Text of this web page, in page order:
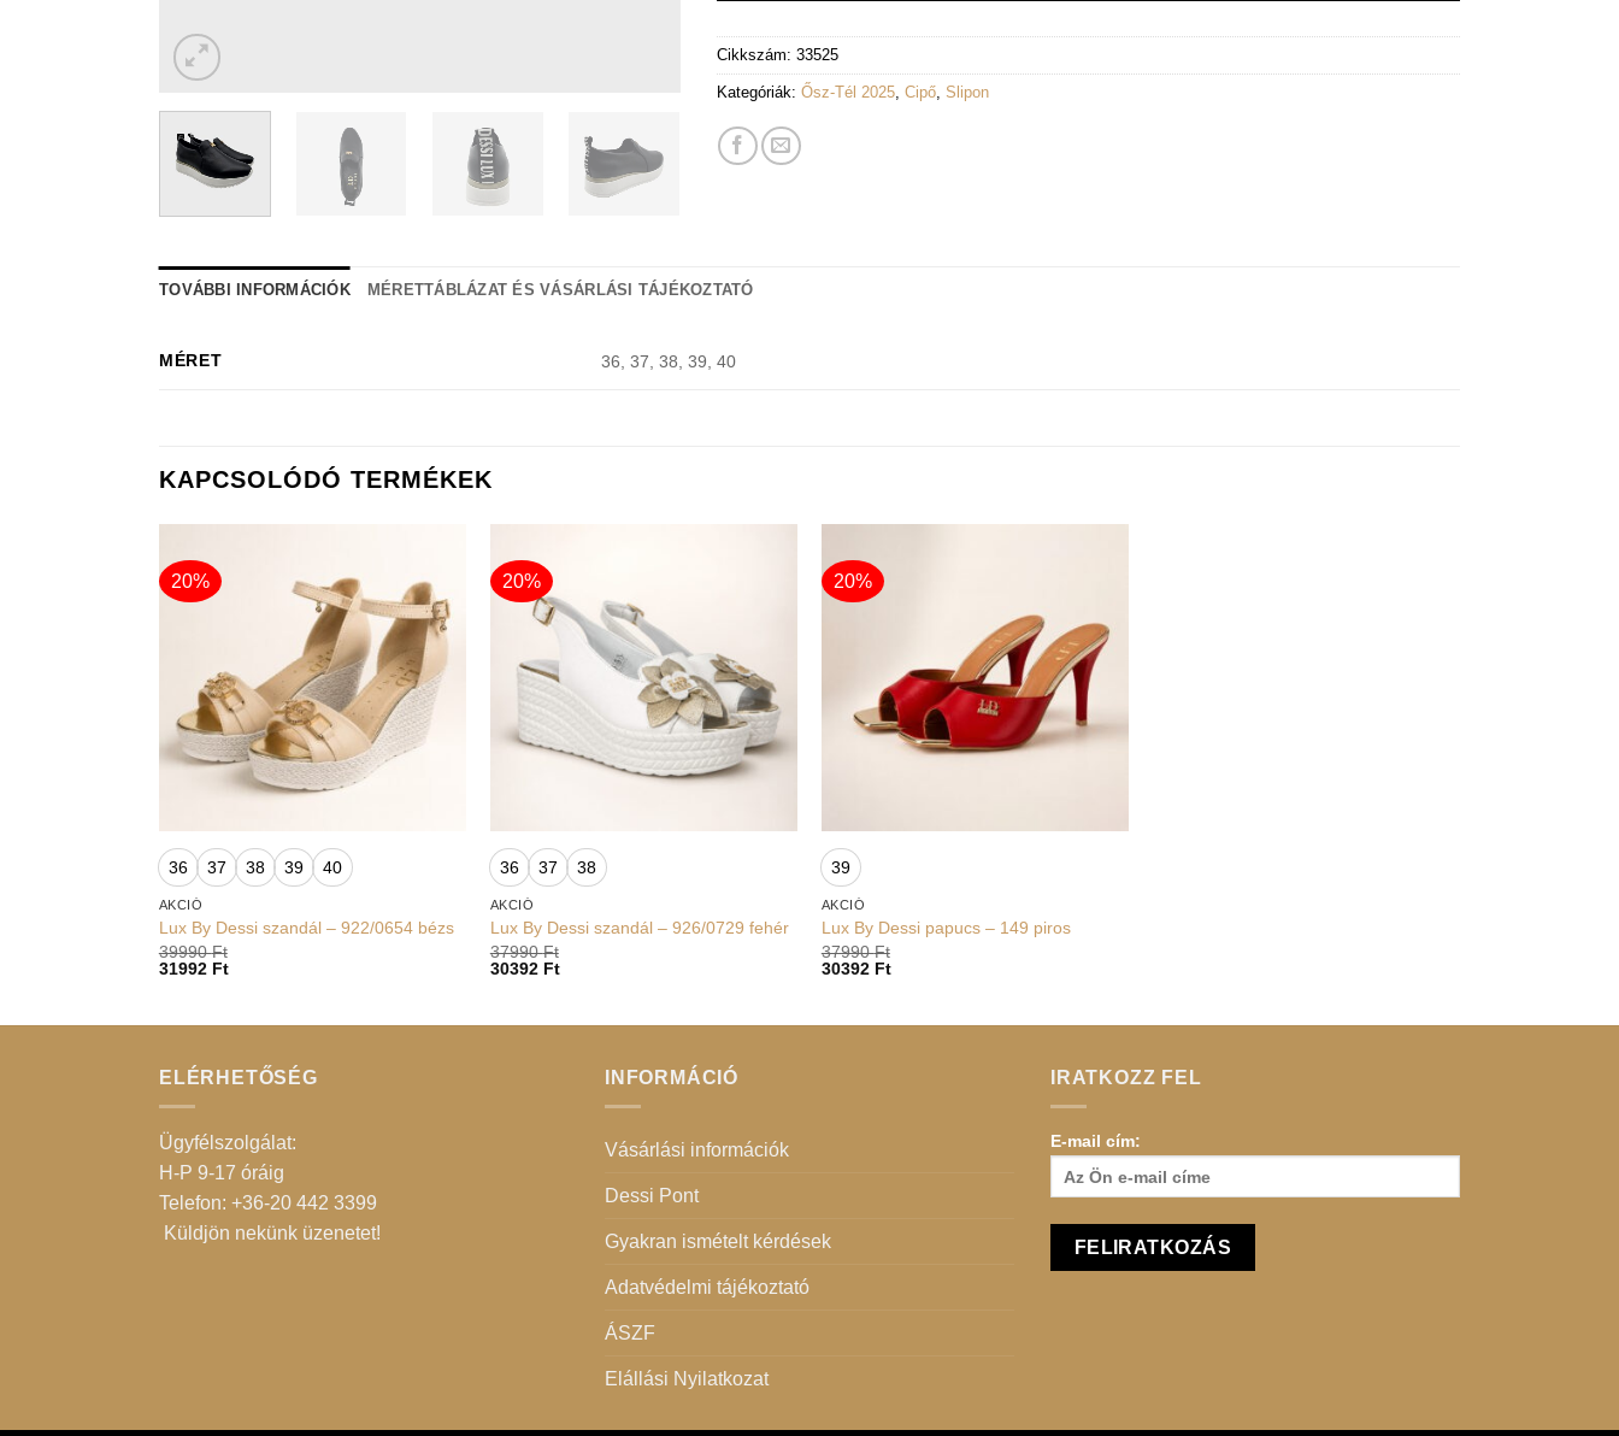
Cikkszám: 33525
Kategóriák: Ősz-Tél 2025, Cipő, Slipon
TOVÁBBI INFORMÁCIÓK MÉRETTÁBLÁZAT ÉS VÁSÁRLÁSI TÁJÉKOZTATÓ
MÉRET 36, 37, 38, 39, 40
KAPCSOLÓDÓ TERMÉKEK
20%
36 37 38 39 40
AKCIÓ
Lux By Dessi szandál – 922/0654 bézs
39990Ft
31992 Ft
20%
36 37 38
AKCIÓ
Lux By Dessi szandál – 926/0729 fehér
37990Ft
30392 Ft
20%
39
AKCIÓ
Lux By Dessi papucs – 149 piros
37990Ft
30392 Ft
ELÉRHETŐSÉG
Ügyfélszolgálat:
H-P 9-17 óráig
Telefon: +36-20 442 3399
Küldjön nekünk üzenetet!
INFORMÁCIÓ
Vásárlási információk
Dessi Pont
Gyakran ismételt kérdések
Adatvédelmi tájékoztató
ÁSZF
Elállási Nyilatkozat
IRATKOZZ FEL
E-mail cím: